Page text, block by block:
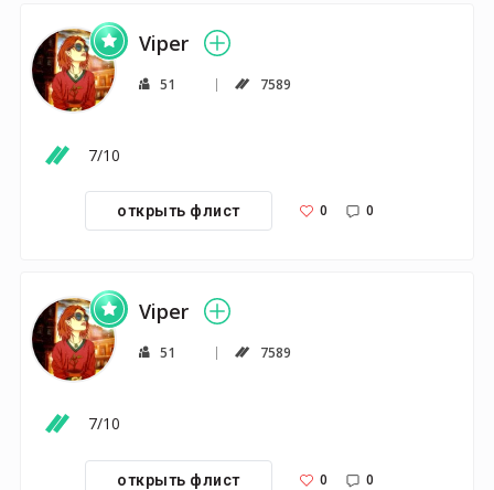
Viper
51 7589
7/10
открыть флист 0 0
Viper
51 7589
7/10
открыть флист 0 0